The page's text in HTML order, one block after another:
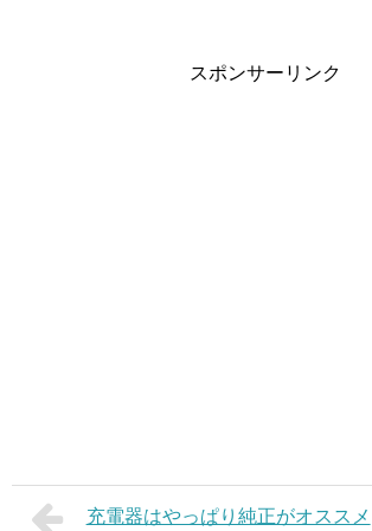
スポンサーリンク
充電器はやっぱり純正がオススメ